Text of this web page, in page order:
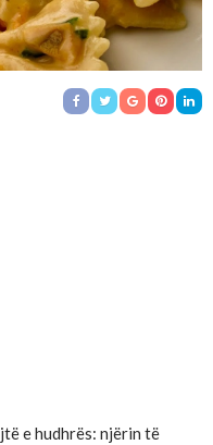
e hudhrës: njërin të